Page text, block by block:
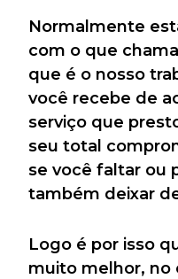
Normalmente
com o que
que é o nosso
você recebe de
serviço que
seu total
se você faltar ou
também deixar
Logo é por isso
muito melhor, no